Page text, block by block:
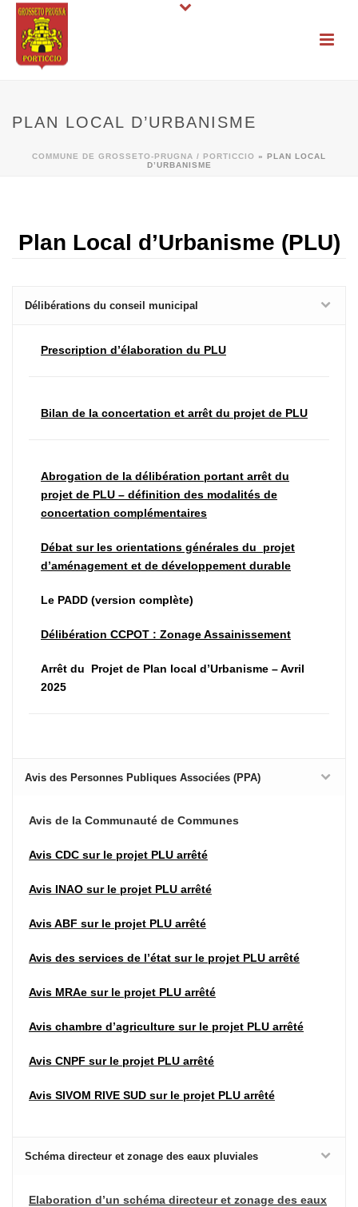
PLAN LOCAL D’URBANISME
COMMUNE DE GROSSETO-PRUGNA / PORTICCIO » PLAN LOCAL
D’URBANISME
Plan Local d’Urbanisme (PLU)
Délibérations du conseil municipal
Prescription d’élaboration du PLU
Bilan de la concertation et arrêt du projet de PLU
Abrogation de la délibération portant arrêt du
projet de PLU – définition des modalités de
concertation complémentaires
Débat sur les orientations générales du projet
d’aménagement et de développement durable
Le PADD (version complète)
Délibération CCPOT : Zonage Assainissement
Arrêt du Projet de Plan local d’Urbanisme – Avril
2025
Avis des Personnes Publiques Associées (PPA)
Avis de la Communauté de Communes
Avis CDC sur le projet PLU arrêté
Avis INAO sur le projet PLU arrêté
Avis ABF sur le projet PLU arrêté
Avis des services de l’état sur le projet PLU arrêté
Avis MRAe sur le projet PLU arrêté
Avis chambre d’agriculture sur le projet PLU arrêté
Avis CNPF sur le projet PLU arrêté
Avis SIVOM RIVE SUD sur le projet PLU arrêté
Schéma directeur et zonage des eaux pluviales
Elaboration d’un schéma directeuret zonage des eaux